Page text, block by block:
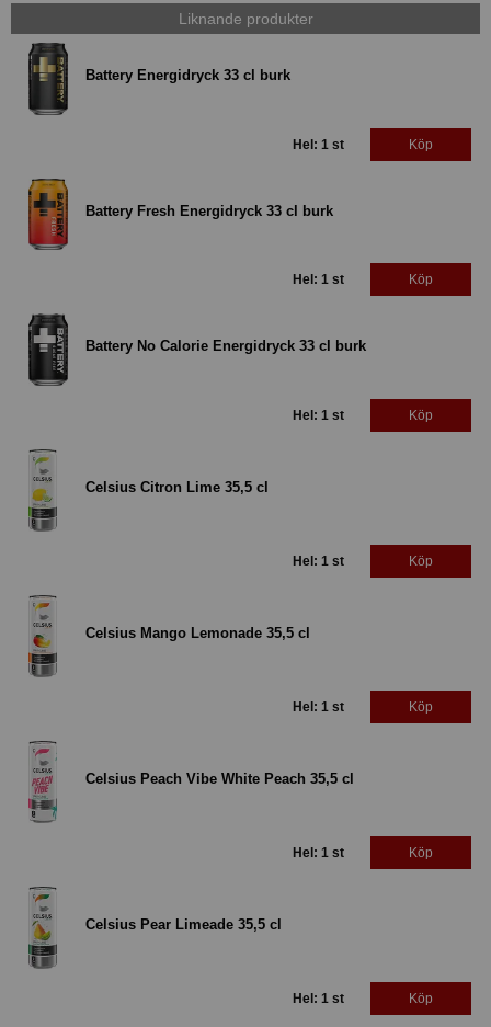
Liknande produkter
Battery Energidryck 33 cl burk
Hel: 1 st Köp
Battery Fresh Energidryck 33 cl burk
Hel: 1 st Köp
Battery No Calorie Energidryck 33 cl burk
Hel: 1 st Köp
Celsius Citron Lime 35,5 cl
Hel: 1 st Köp
Celsius Mango Lemonade 35,5 cl
Hel: 1 st Köp
Celsius Peach Vibe White Peach 35,5 cl
Hel: 1 st Köp
Celsius Pear Limeade 35,5 cl
Hel: 1 st Köp